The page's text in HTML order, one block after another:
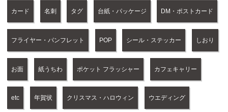
カード 名刺 タグ 台紙・パッケージ DM・ポストカード
フライヤー・パンフレット POP シール・ステッカー しおり
お面 紙うちわ ポケット フラッシャー カフェキャリー
etc 年賀状 クリスマス・ハロウィン ウエディング